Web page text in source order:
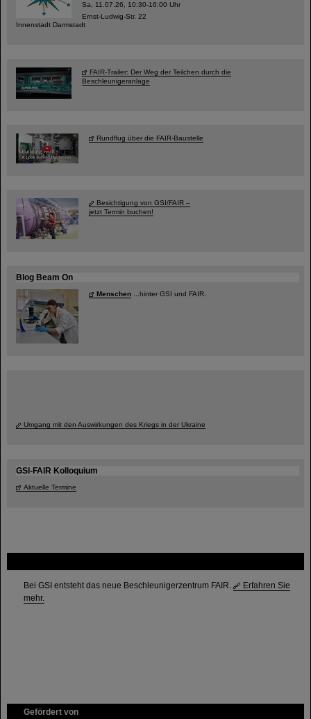
Bei GSI entsteht das neue Beschleunigerzentrum FAIR.
Erfahren Sie
mehr.
Gefördert von
Sa, 11.07.26, 10:30-16:00 Uhr
Ernst-Ludwig-Str. 22
Innenstadt Darmstadt
FAIR-Trailer: Der Weg der Teilchen durch die
Beschleunigeranlage
Rundflug über die FAIR-Baustelle
Besichtigung von GSI/FAIR –
jetzt Termin buchen!
Blog Beam On
Menschen ...hinter GSI und FAIR.
Umgang mit den Auswirkungen des Kriegs in der Ukraine
GSI-FAIR Kolloquium
Aktuelle Termine